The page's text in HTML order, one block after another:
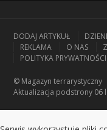
DODAJ ARTYKUŁ
REKLAMA
O NAS
POLITYKA PRYWATNOŚCI
© Magazyn terrarystyczny
Aktualizacja podstrony 06